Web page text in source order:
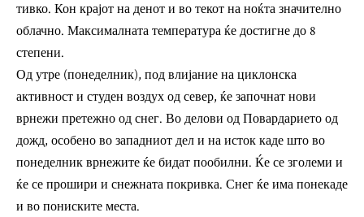
тивко. Кон крајот на денот и во текот на ноќта значително
облачно. Максималната температура ќе достигне до 8
степени.
Од утре (понеделник), под влијание на циклонска
активност и студен воздух од север, ќе започнат нови
врнежи претежно од снег. Во делови од Повардарието од
дожд, особено во западниот дел и на исток каде што во
понеделник врнежите ќе бидат пообилни. Ќе се зголеми и
ќе се прошири и снежната покривка. Снег ќе има понекаде
и во пониските места.